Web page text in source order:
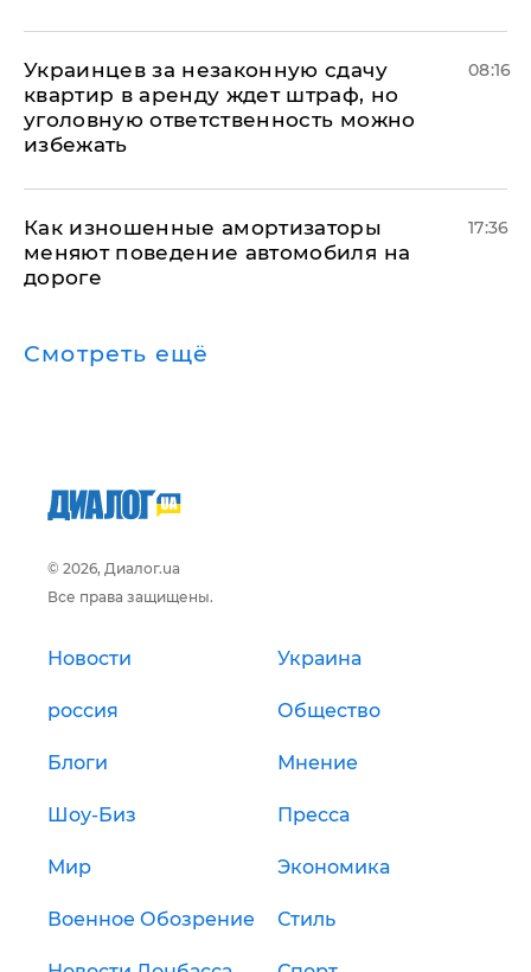
Украинцев за незаконную сдачу
квартир в аренду ждет штраф, но
уголовную ответственность можно
избежать
08:16
Как изношенные амортизаторы
меняют поведение автомобиля на
дороге
17:36
Смотреть ещё
© 2026, Диалог.ua
Все права защищены.
Новости Украина
россия Общество
Блоги Мнение
Шоу-Биз Пресса
Мир Экономика
Военное Обозрение Стиль